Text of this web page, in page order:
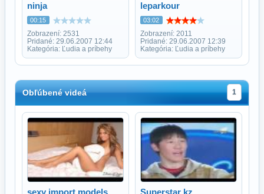
ninja
00:15
Zobrazení: 2531
Pridané: 29.06.2007 12:44
Kategória: Ľudia a príbehy
leparkour
03:02
Zobrazení: 2011
Pridané: 29.06.2007 12:39
Kategória: Ľudia a príbehy
Obľúbené videá 1